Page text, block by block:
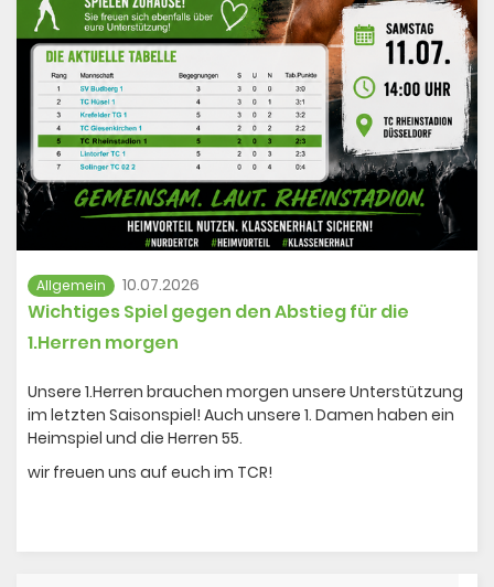
Allgemein 10.07.2026
Wichtiges Spiel gegen den Abstieg für die
1.Herren morgen
Unsere 1.Herren brauchen morgen unsere Unterstützung
im letzten Saisonspiel! Auch unsere 1. Damen haben ein
Heimspiel und die Herren 55.
wir freuen uns auf euch im TCR!